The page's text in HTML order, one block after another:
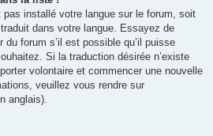
pas installé votre langue sur le forum, soit
dans votre langue. Essayez de
du forum s’il est possible qu’il puisse
Si la traduction désirée n’existe
volontaire et commencer une nouvelle
veuillez vous rendre sur
anglais).